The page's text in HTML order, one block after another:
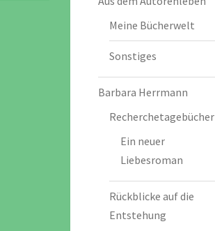
Meine Bücherwelt
Sonstiges
Barbara Herrmann
Recherchetagebücher
Ein neuer
Liebesroman
Rückblicke auf die
Entstehung